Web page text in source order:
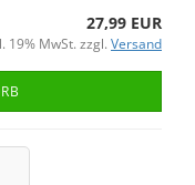
27,99 EUR
19% MwSt. zzgl. Versand